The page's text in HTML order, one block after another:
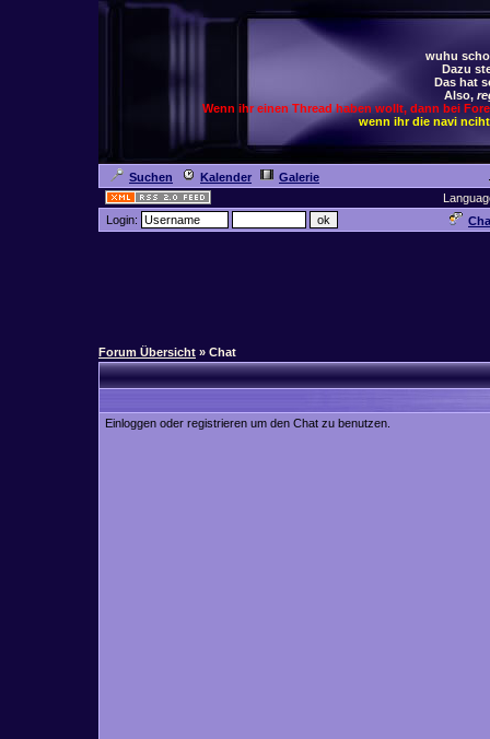
wuhu
Dazu
Das hat
Also,
Wenn ihr einen Thread haben wollt, dann bei
wenn ihr die navi
Suchen Kalender
Galerie
Login:
Forum Übersicht » Chat
Einloggen oder registrieren um den Chat zu benutzen.